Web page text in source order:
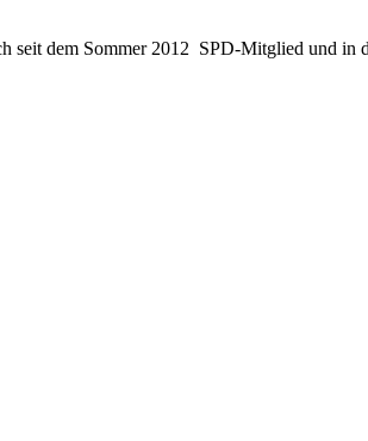
seit dem Sommer 2012 SPD-Mitglied und